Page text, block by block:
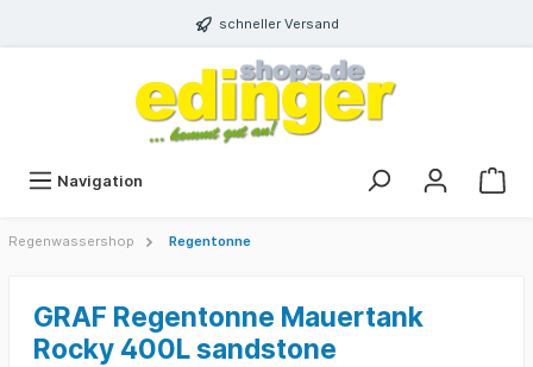
schneller Versand
Navigation
Regenwassershop Regentonne
GRAF Regentonne Mauertank
Rocky 400L sandstone